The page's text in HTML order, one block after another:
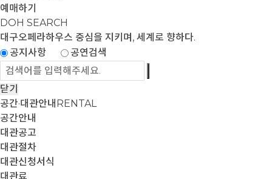
예매하기
DOH SEARCH
대구오페라하우스 중심을 지키며, 세계로 향하다.
공지사항
공연검색
닫기
공간·대관안내 RENTAL
공간안내
대관공고
대관절차
대관신청서식
대관료